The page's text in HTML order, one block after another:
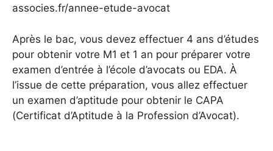
associes.fr/annee-etude-avocat
Après le bac, vous devez effectuer 4 ans d’études
pour obtenir votre M1 et 1 an pour préparer votre
examen d’entrée à l’école d’avocats ou EDA. À
l’issue de cette préparation, vous allez effectuer
un examen d’aptitude pour obtenir le CAPA
(Certificat d’Aptitude à la Profession d’Avocat).